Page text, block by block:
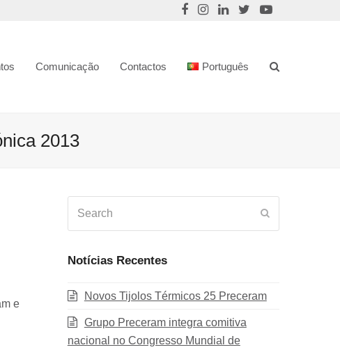
Comunicação Contactos Português
2013
e
Notícias Recentes
Novos Tijolos Térmicos 25 Preceram
Grupo Preceram integra comitiva
nacional no Congresso Mundial de